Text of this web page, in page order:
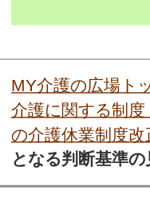
MY介護の広場ト
介護に関する制度
の介護休業制度改
となる判断基準の